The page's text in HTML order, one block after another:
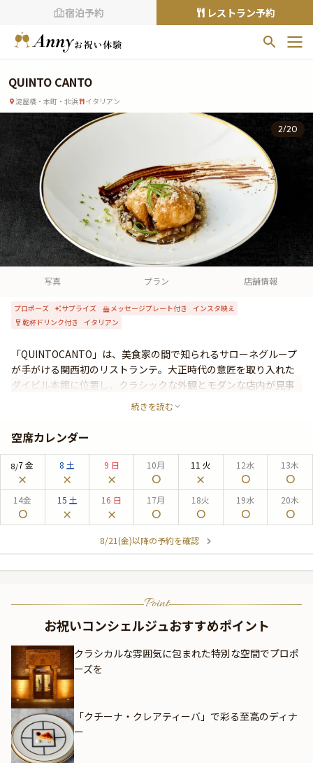
宿泊予約 レストラン予約
お気に入りプラン
プランの をクリックすることで
閲覧履歴
閲覧履歴はありません
過去に見たお店が最大10件まで表示されます。
10件を超えると、古いものから順に削除されます。
TOP
Annyお祝い体験について
よくあるご質問
お問い合わせ
QUINTO CANTO
淀屋橋・本町・北浜 イタリアン
2/20
写真 プラン 店舗情報
プロポーズ サプライズ メッセージプレート付き
インスタ映え
乾杯ドリンク付き
イタリアン
「QUINTOCANTO」は、美食家の間で知られるサローネグループ
が手がける関西初のリストランテ。大正時代の意匠を取り入れた
ダイビル本館に位置し、クラシックな外観とモダンな店内が見事
に調和した空間が広がります。毎月新たなコースで提供される
昇華させた唯一無二の一皿。卓越したサービスと共に、記憶に残
る特別な食体験をお届けします。
続きを読む
空席カレンダー
8/7金 8 土 9 日 10月 11 火 12水 13木
14金 15 土 16 日 17月 18火 19水 20木
8/21(金)以降の予約を確認
Point
お祝いコンシェルジュおすすめポイント
クラシカルな雰囲気に包まれた特別な空間でプロポ
ーズを
「クチーナ・クレアティーバ」で彩る至高のディナ
ー